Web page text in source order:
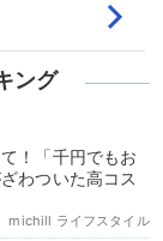
ング
！「千円でもお
わついた高コス
michill ライフスタイル